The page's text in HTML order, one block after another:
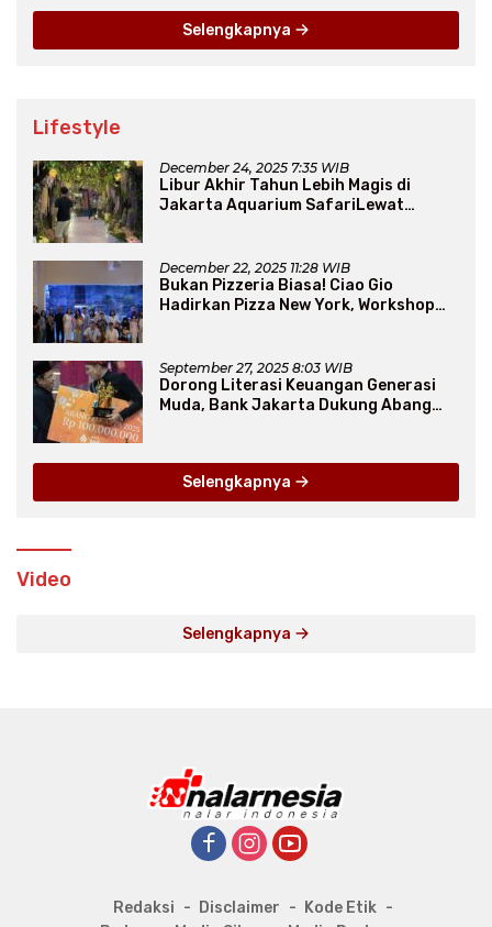
Selengkapnya
Lifestyle
December 24, 2025 7:35 WIB
Libur Akhir Tahun Lebih Magis di
Jakarta Aquarium SafariLewat
December 22, 2025 11:28 WIB
Bukan Pizzeria Biasa! Ciao Gio
Hadirkan Pizza New York, Workshop
September 27, 2025 8:03 WIB
Dorong Literasi Keuangan Generasi
Muda, Bank Jakarta Dukung Abang
Selengkapnya
Video
Selengkapnya
Redaksi Disclaimer
Kode Etik